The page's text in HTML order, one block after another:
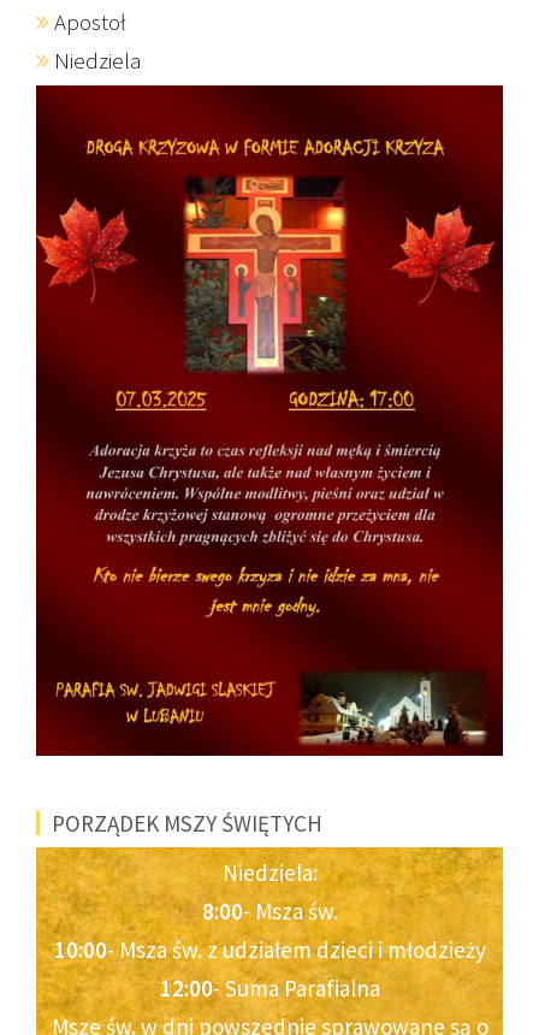
Apostoł
Niedziela
PORZĄDEK MSZY ŚWIĘTYCH
Niedziela:
8:00- Msza św.
10:00- Msza św. z udziałem dzieci i młodzieży
12:00- Suma Parafialna
Msze św. w dni powszednie sprawowane są o